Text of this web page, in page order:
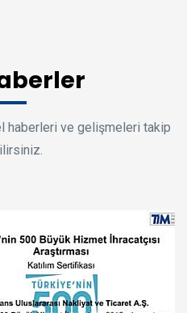
haberleri ve gelişmeleri takip